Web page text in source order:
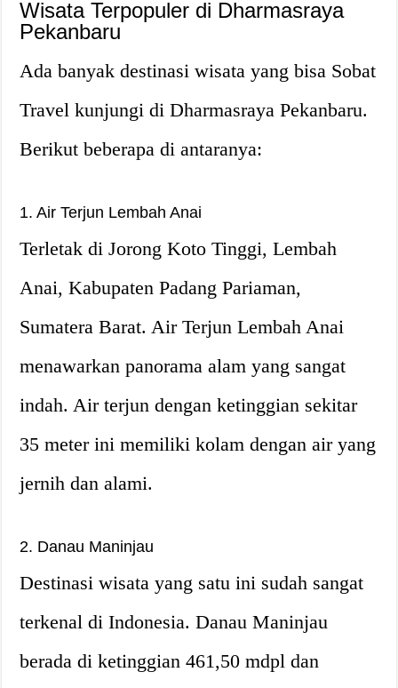
Wisata Terpopuler di Dharmasraya
Pekanbaru
Ada banyak destinasi wisata yang bisa Sobat
Travel kunjungi di Dharmasraya Pekanbaru.
Berikut beberapa di antaranya:
1. Air Terjun Lembah Anai
Terletak di Jorong Koto Tinggi, Lembah
Anai, Kabupaten Padang Pariaman,
Sumatera Barat. Air Terjun Lembah Anai
menawarkan panorama alam yang sangat
indah. Air terjun dengan ketinggian sekitar
35 meter ini memiliki kolam dengan air yang
jernih dan alami.
2. Danau Maninjau
Destinasi wisata yang satu ini sudah sangat
terkenal di Indonesia. Danau Maninjau
berada di ketinggian 461,50 mdpl dan